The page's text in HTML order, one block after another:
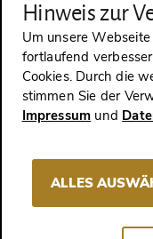
VERTRAG
Impressum AGB
Hinweis zur
Um unsere
fortlaufend
Cookies. Durch die
stimmen Sie der
Impressum und
ALLES